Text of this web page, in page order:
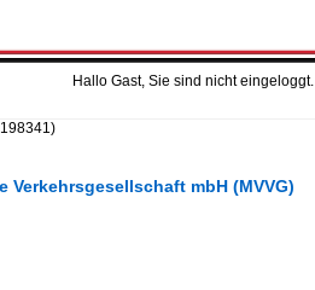
Hallo Gast, Sie sind nicht eingeloggt.
Verkehrsgesellschaft mbH (MVVG)